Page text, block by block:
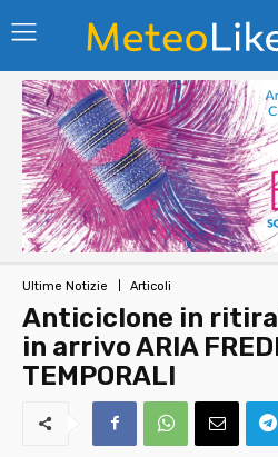
Ultime Notizie Articoli
Anticiclone in
in arrivo ARIA
TEMPORALI